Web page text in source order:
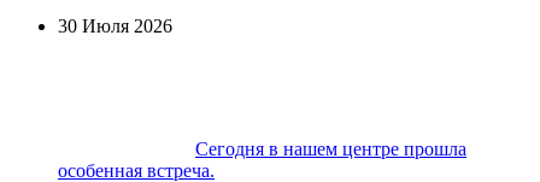
30 Июля 2026
Сегодня в нашем центре прошла
особенная встреча.